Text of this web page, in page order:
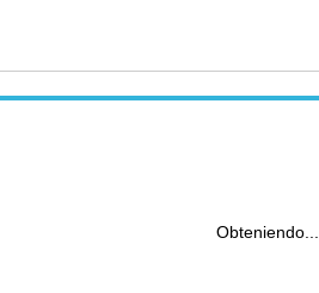
Obteniendo...